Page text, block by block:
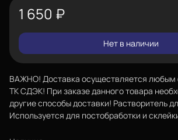
1 650 ₽
Нет в наличии
ВАЖНО! Доставка осуществляется любым
ТК СДЭК! При заказе данного товара
другие способы доставки! Растворитель
Используется для постобработки и